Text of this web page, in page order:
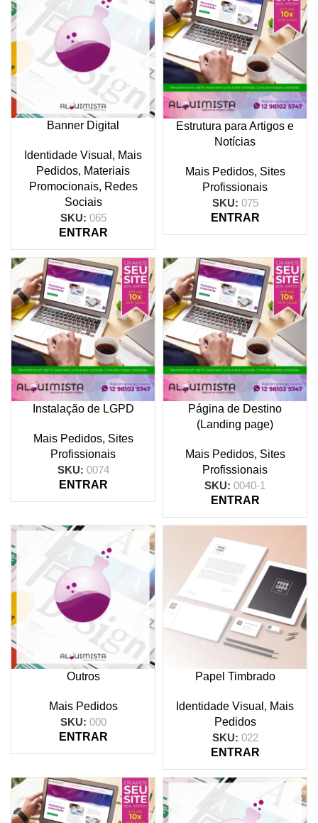
Banner Digital
Identidade Visual , Mais
Pedidos, Materiais
Promocionais, Redes
Sociais
SKU: 065
ENTRAR
Estrutura para Artigos e
Notícias
Mais Pedidos, Sites
Profissionais
SKU: 075
ENTRAR
Instalação de LGPD
Mais Pedidos, Sites
Profissionais
SKU: 0074
ENTRAR
Página de Destino
(Landing page)
Mais Pedidos, Sites
Profissionais
SKU: 0040-1
ENTRAR
Outros
Mais Pedidos
SKU: 000
ENTRAR
Papel Timbrado
Identidade Visual , Mais
Pedidos
SKU: 022
ENTRAR